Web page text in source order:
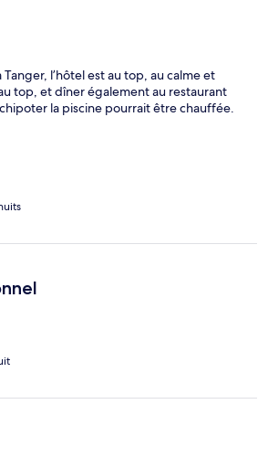
l’hôtel est au top, au calme et
top, et dîner également au restaurant
la piscine pourrait être chauffée.